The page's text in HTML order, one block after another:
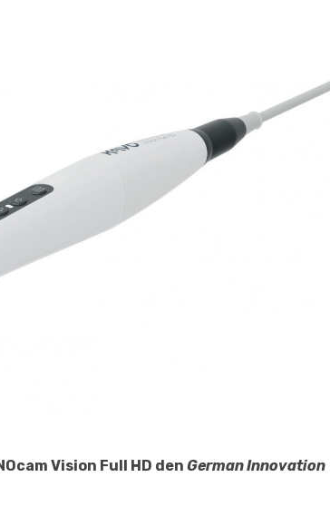
Vision Full HD den German Innovation